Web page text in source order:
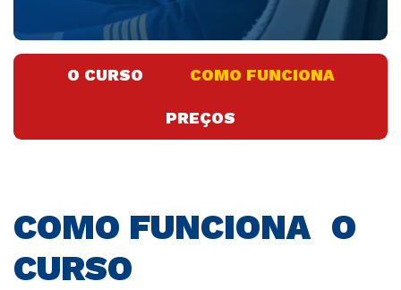
O CURSO COMO FUNCIONA
PREÇOS
COMO FUNCIONA O
CURSO